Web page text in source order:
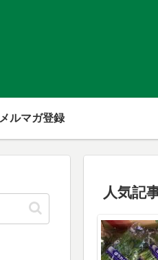
メルマガ登録
人気記